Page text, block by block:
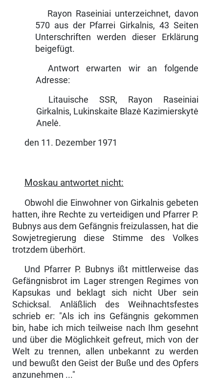
Rayon Raseiniai unterzeichnet, davon
570 aus der Pfarrei Girkalnis, 43 Seiten
Unterschriften werden dieser Erklärung
beigefügt.
Antwort erwarten wir an folgende
Adresse:
Litauische SSR, Rayon Raseiniai
Girkalnis, Lukinskaite Blazė Kazimierskytė
Anelė.
den 11. Dezember 1971
Moskau antwortet nicht:
Obwohl die Einwohner von Girkalnis gebeten
hatten, ihre Rechte zu verteidigen und Pfarrer P.
Bubnys aus dem Ge­fängnis freizulassen, hat die
Sowjetregierung diese Stimme des Volkes
trotzdem überhört.
Und Pfarrer P. Bubnys ißt mittlerweise das
Gefängnisbrot im Lager strengen Regimes von
Kapsukas und beklagt sich nicht Uber sein
Schicksal. Anläßlich des Weihnachtsfestes
schrieb er: "Als ich ins Gefängnis gekommen
bin, habe ich mich teilweise nach Ihm gesehnt
und über die Möglichkeit gefreut, mich von der
Welt zu trennen, allen unbekannt zu werden
und bewußt den Geist der Buße und des Opfers
anzu­nehmen ..."